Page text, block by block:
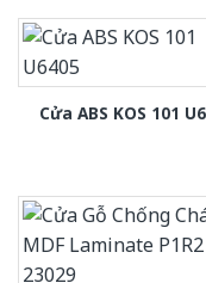
Cửa ABS KOS 101